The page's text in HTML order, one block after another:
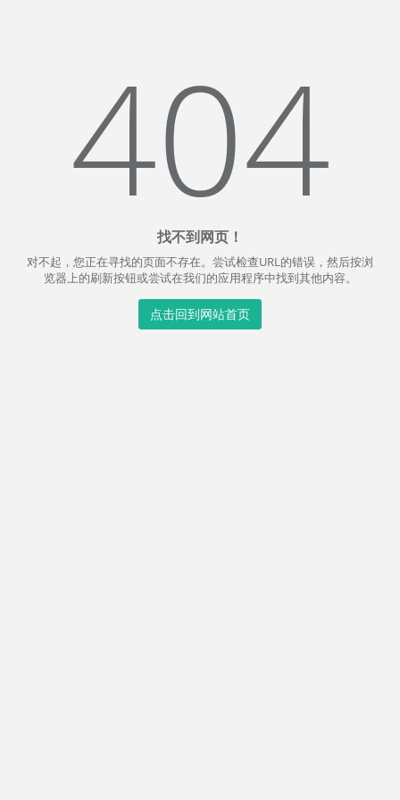
404
找不到网页！
对不起，您正在寻找的页面不存在。尝试检查URL的错误，然后按浏
览器上的刷新按钮或尝试在我们的应用程序中找到其他内容。
点击回到网站首页